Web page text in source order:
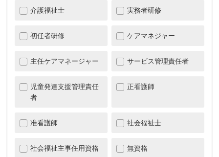
介護福祉士 実務者研修
初任者研修 ケアマネジャー
主任ケアマネージャー サービス管理責任者
児童発達支援管理責任
者
正看護師
准看護師 社会福祉士
社会福祉主事任用資格 無資格